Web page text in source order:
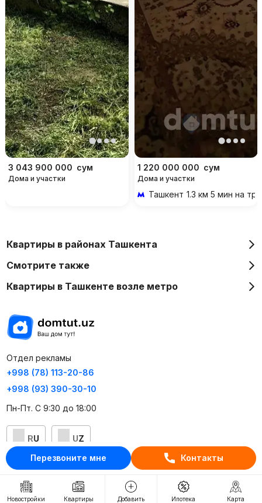
Перезвоните мне Контакты
3 043 900 000 сум
Дома и участки
1 220 000 000 сум
Дома и участки
Ташкент 1.3 км 5 мин на
Новостройки Квартиры Добавить Ипотека Карта
Квартиры в районах Ташкента
Смотрите также
Квартиры в Ташкенте возле метро
Отдел рекламы
+998 (78) 113-20-86
+998 (93) 390-30-10
Пн-Пт. С 9:30 до 18:00
RU UZ
Контакты
О проекте